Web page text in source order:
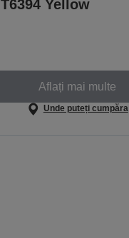
T6394 Yellow
Aflați mai multe
Unde puteți cumpăra